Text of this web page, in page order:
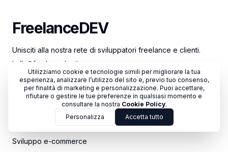
FreelanceDEV
FreelanceDEV
Unisciti alla nostra rete di sviluppatori freelance e clienti.
hello@freelancedev.it
Instagram
X
Facebook
Sviluppo siti web
Sviluppo e-commerce
Utilizziamo cookie e tecnologie simili per migliorare la tua
esperienza, analizzare l’utilizzo del sito e, previo tuo consenso,
per finalità di marketing e personalizzazione. Puoi accettare,
rifiutare o gestire le tue preferenze in qualsiasi momento e
consultare la nostra Cookie Policy.
Personalizza
Accetta tutto